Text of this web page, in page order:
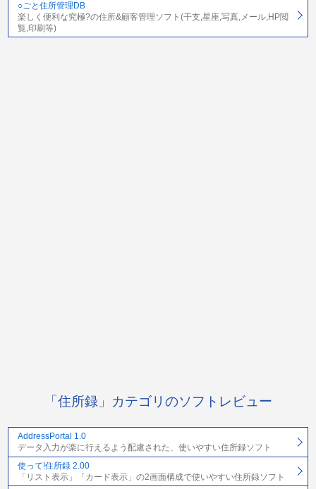
○ごと住所管理DB
楽しく便利な究極?の住所&顧客管理ソフト(干支,星座,写真,メール,HP閲
覧,印刷等)
「住所録」カテゴリのソフトレビュー
AddressPortal 1.0
データ入力が楽に行えるよう配慮された、使いやすい住所録ソフト
使って!住所録 2.00
「リスト表示」「カード表示」の2画面構成で使いやすい住所録ソフト